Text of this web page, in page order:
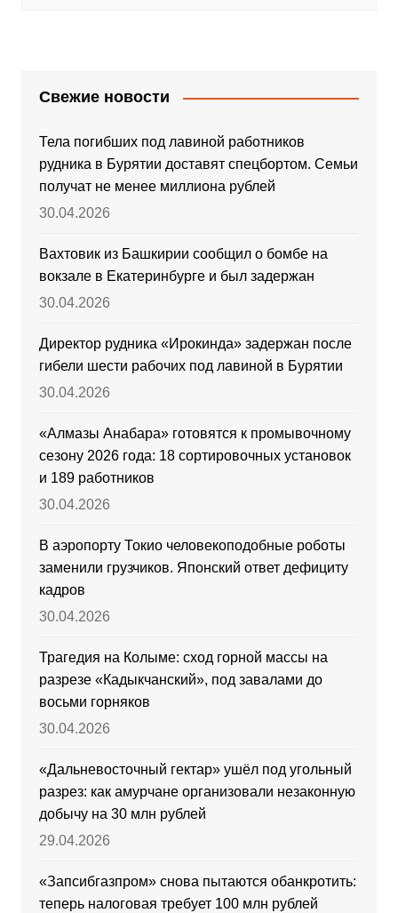
Свежие новости
Тела погибших под лавиной работников
рудника в Бурятии доставят спецбортом. Семьи
получат не менее миллиона рублей
30.04.2026
Вахтовик из Башкирии сообщил о бомбе на
вокзале в Екатеринбурге и был задержан
30.04.2026
Директор рудника «Ирокинда» задержан после
гибели шести рабочих под лавиной в Бурятии
30.04.2026
«Алмазы Анабара» готовятся к промывочному
сезону 2026 года: 18 сортировочных установок
и 189 работников
30.04.2026
В аэропорту Токио человекоподобные роботы
заменили грузчиков. Японский ответ дефициту
кадров
30.04.2026
Трагедия на Колыме: сход горной массы на
разрезе «Кадыкчанский», под завалами до
восьми горняков
30.04.2026
«Дальневосточный гектар» ушёл под угольный
разрез: как амурчане организовали незаконную
добычу на 30 млн рублей
29.04.2026
«Запсибгазпром» снова пытаются обанкротить:
теперь налоговая требует 100 млн рублей